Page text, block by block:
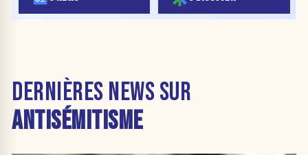
DERNIÈRES NEWS SUR
ANTISÉMITISME